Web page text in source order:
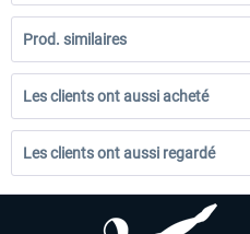
Prod. similaires
Les clients ont aussi acheté
Les clients ont aussi regardé